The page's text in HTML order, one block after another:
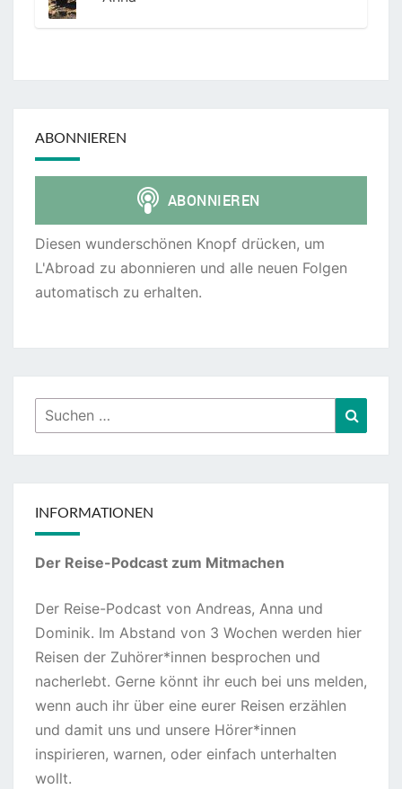
ABONNIEREN
Diesen wunderschönen Knopf drücken, um
L'Abroad zu abonnieren und alle neuen Folgen
automatisch zu erhalten.
Suchen
nach:
INFORMATIONEN
Der Reise-Podcast zum Mitmachen
Der Reise-Podcast von Andreas, Anna und
Dominik. Im Abstand von 3 Wochen werden hier
Reisen der Zuhörer*innen besprochen und
nacherlebt. Gerne könnt ihr euch bei uns melden,
wenn auch ihr über eine eurer Reisen erzählen
und damit uns und unsere Hörer*innen
inspirieren, warnen, oder einfach unterhalten
wollt.